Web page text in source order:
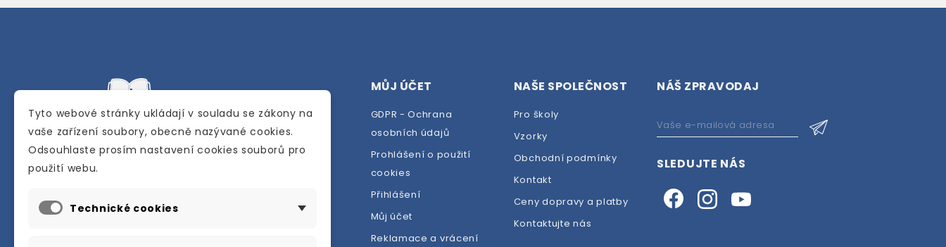
Internetové a kamenné knihkupectví se
anglického jazyka.
MŮJ ÚČET
GDPR - Ochrana
osobních údajů
Prohlášení o použití
cookies
Přihlášení
Můj účet
Reklamace a vrácení
NAŠE SPOLEČNOST
Pro školy
Vzorky
Obchodní podmínky
Kontakt
Ceny dopravy a platby
Kontaktujte nás
NÁŠ ZPRAVODAJ
SLEDUJTE NÁS
Tyto webové stránky ukládají v souladu se zákony na
vaše zařízení soubory, obecně nazývané cookies.
Odsouhlaste prosím nastavení cookies souborů pro
použití webu.
Technické cookies